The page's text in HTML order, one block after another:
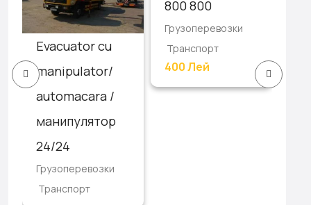
Evacuator cu
manipulator/
automacara /
манипулятор
24/24
Грузоперевозки
Транспорт
800 800
Грузоперевозки
Транспорт
400 Лей